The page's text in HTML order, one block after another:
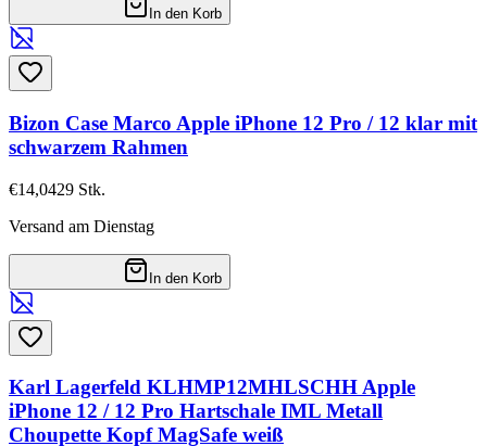
In den Korb
Bizon Case Marco Apple iPhone 12 Pro / 12 klar mit
schwarzem Rahmen
€14,0429 Stk.
Versand am Dienstag
In den Korb
Karl Lagerfeld KLHMP12MHLSCHH Apple
iPhone 12 / 12 Pro Hartschale IML Metall
Choupette Kopf MagSafe weiß